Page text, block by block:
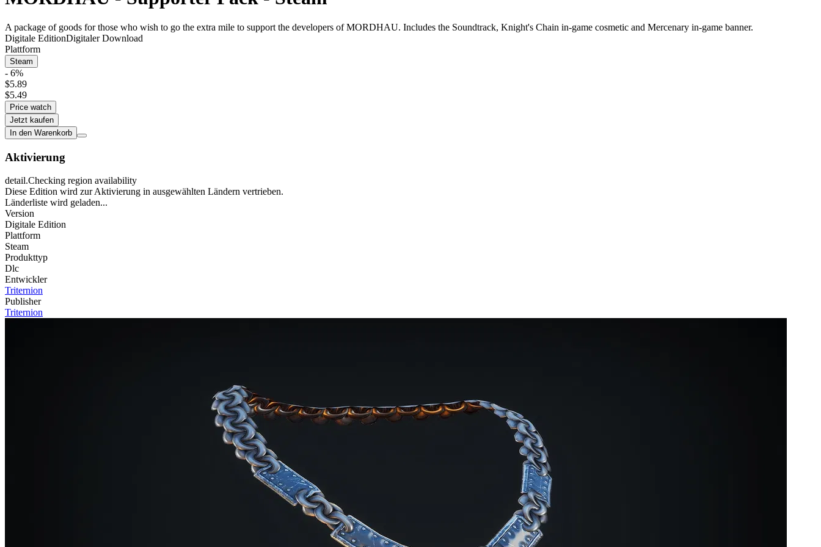
A package of goods for those who wish to go the extra mile to support the developers of MORDHAU. Includes the Soundtrack, Knight's Chain in-game cosmetic and Mercenary in-game banner.
Digitale EditionDigitaler Download
Plattform
Steam
- 6%
$5.89
$5.49
Price watch
Jetzt kaufen
In den Warenkorb
Aktivierung
detail.Checking region availability
Diese Edition wird zur Aktivierung in ausgewählten Ländern vertrieben.
Länderliste wird geladen...
Version
Digitale Edition
Plattform
Steam
Produkttyp
Dlc
Entwickler
Triternion
Publisher
Triternion